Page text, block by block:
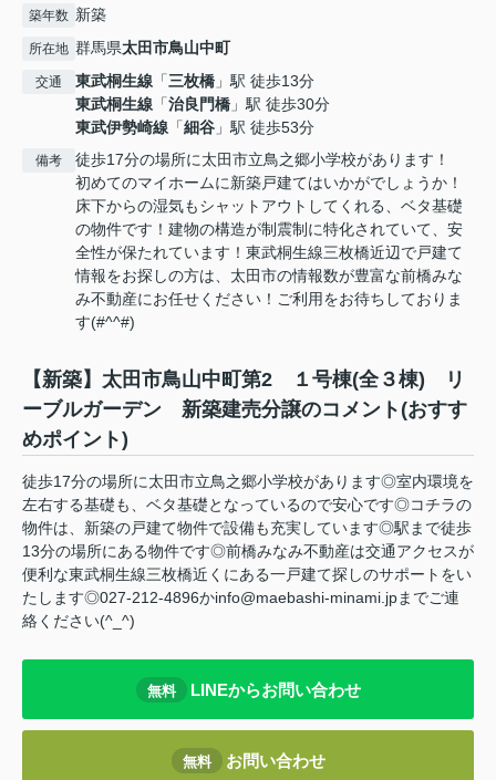
築年数 新築
所在地 群馬県太田市鳥山中町
交通 東武桐生線 「三枚橋 」駅 徒歩13分
東武桐生線 「治良門橋 」駅 徒歩30分
東武伊勢崎線 「細谷 」駅 徒歩53分
備考
徒歩17分の場所に太田市立鳥之郷小学校があります！
初めてのマイホームに新築戸建てはいかがでしょうか！
床下からの湿気もシャットアウトしてくれる、ベタ基礎
の物件です！建物の構造が制震制に特化されていて、安
全性が保たれています！東武桐生線三枚橋近辺で戸建て
情報をお探しの方は、太田市の情報数が豊富な前橋みな
み不動産にお任せください！ご利用をお待ちしておりま
す(#^^#)
【新築】太田市鳥山中町第2 １号棟(全３棟) リ
ーブルガーデン 新築建売分譲のコメント(おすす
めポイント)
徒歩17分の場所に太田市立鳥之郷小学校があります◎室内環境を
左右する基礎も、ベタ基礎となっているので安心です◎コチラの
物件は、新築の戸建て物件で設備も充実しています◎駅まで徒歩
13分の場所にある物件です◎前橋みなみ不動産は交通アクセスが
便利な東武桐生線三枚橋近くにある一戸建て探しのサポートをい
たします◎027-212-4896かinfo@maebashi-minami.jpまでご連
絡ください(^_^)
無料 LINEからお問い合わせ
無料 お問い合わせ